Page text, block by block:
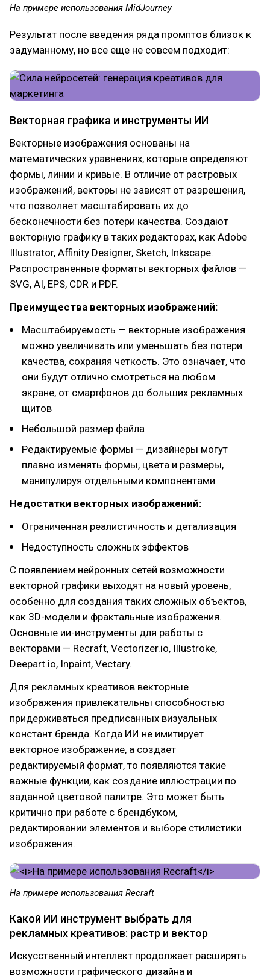
На примере использования MidJourney
Результат после введения ряда промптов близок к
задуманному, но все еще не совсем подходит:
Векторная графика и инструменты ИИ
Векторные изображения основаны на
математических уравнениях, которые определяют
формы, линии и кривые. В отличие от растровых
изображений, векторы не зависят от разрешения,
что позволяет масштабировать их до
бесконечности без потери качества. Создают
векторную графику в таких редакторах, как Adobe
Illustrator, Affinity Designer, Sketch, Inkscape.
Распространенные форматы векторных файлов —
SVG, AI, EPS, CDR и PDF.
Преимущества векторных изображений:
Масштабируемость — векторные изображения
можно увеличивать или уменьшать без потери
качества, сохраняя четкость. Это означает, что
они будут отлично смотреться на любом
экране, от смартфонов до больших рекламных
щитов
Небольшой размер файла
Редактируемые формы — дизайнеры могут
плавно изменять формы, цвета и размеры,
манипулируя отдельными компонентами
Недостатки векторных изображений:
Ограниченная реалистичность и детализация
Недоступность сложных эффектов
С появлением нейронных сетей возможности
векторной графики выходят на новый уровень,
особенно для создания таких сложных объектов,
как 3D-модели и фрактальные изображения.
Основные ии-инструменты для работы с
векторами — Recraft, Vectorizer.io, Illustroke,
Deepart.io, Inpaint, Vectary.
Для рекламных креативов векторные
изображения привлекательны способностью
придерживаться предписанных визуальных
констант бренда. Когда ИИ не имитирует
векторное изображение, а создает
редактируемый формат, то появляются такие
важные функции, как создание иллюстрации по
заданной цветовой палитре. Это может быть
критично при работе с брендбуком,
редактировании элементов и выборе стилистики
изображения.
На примере использования Recraft
Какой ИИ инструмент выбрать для
рекламных креативов: растр и вектор
Искусственный интеллект продолжает расширять
возможности графического дизайна и